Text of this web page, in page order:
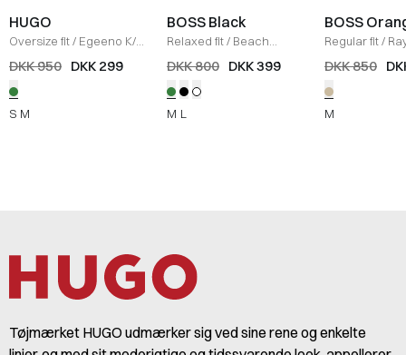
HUGO
Oversize fit/ Egeeno K/
Æ Skjorte
GRØN
DKK 950 DKK 299
S M
BOSS Black
Relaxed fit/ Beach
Skjorte/ GRØN
DKK 800 DKK 399
M L
BOSS
Regular fit/
Skjorte/ SAND
DKK 850
M
Tøjmærket HUGO udmærker sig ved sine rene og enkelte